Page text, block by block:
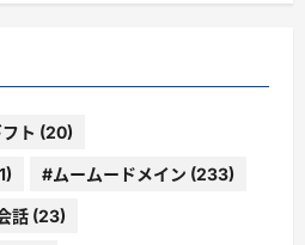
ト (20)
#ムームードメイン (233)
話 (23)